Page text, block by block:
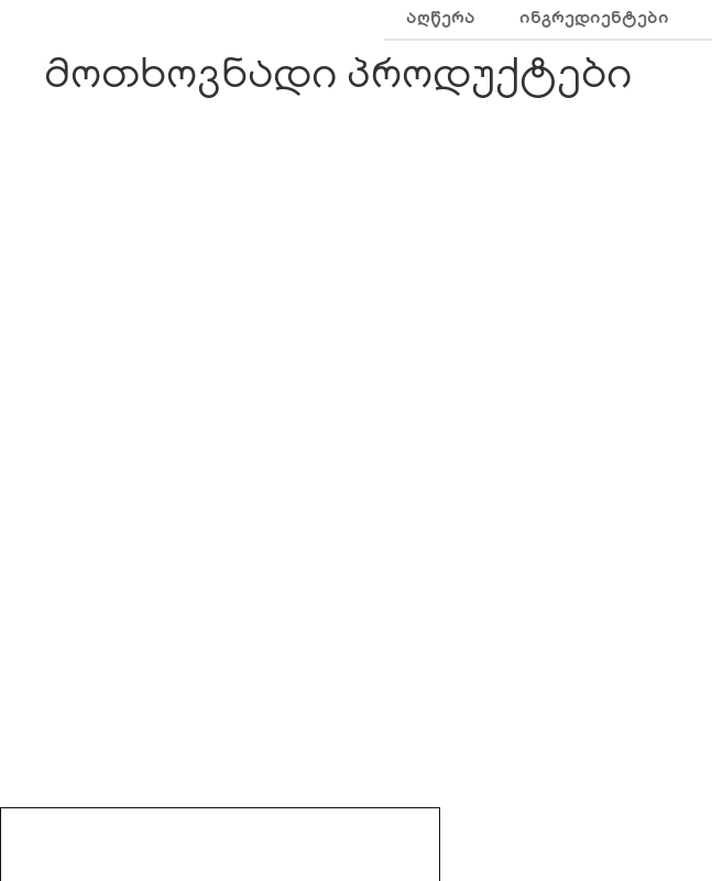
ᲐᲦᲬᲔᲠᲐ ᲘᲜᲒᲠᲔᲓᲘᲔᲜᲢᲔᲑᲘ
მოთხოვნადი პროდუქტები